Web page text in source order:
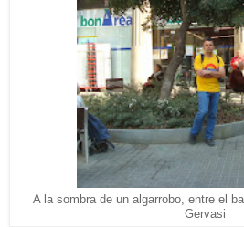
A la sombra de un algarrobo, entre el
Gervasi